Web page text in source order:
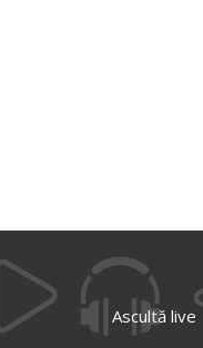
Ascultă live